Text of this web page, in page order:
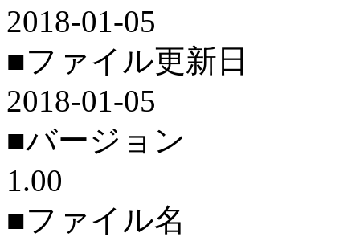
2018-01-05
■ファイル更新日
2018-01-05
■バージョン
1.00
■ファイル名